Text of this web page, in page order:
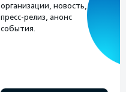
организации, новость,
пресс-релиз, анонс
события.